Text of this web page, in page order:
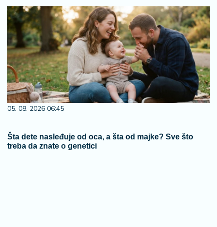
05. 08. 2026 06:45
Šta dete nasleđuje od oca, a šta od majke? Sve što
treba da znate o genetici